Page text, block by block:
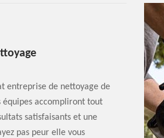
entreprise de nettoyage de
équipes accompliront tout
satisfaisants et une
pas peur elle vous